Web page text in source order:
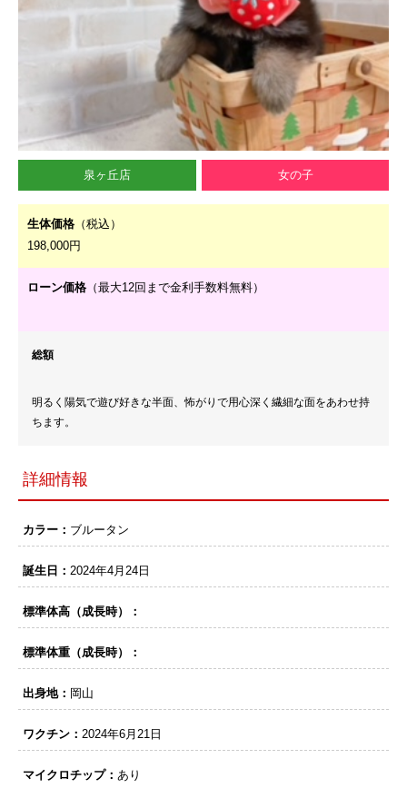
泉ヶ丘店 女の子
生体価格 （税込）
198,000円
ローン価格 （最大12回まで金利手数料無料）
総額
明るく陽気で遊び好きな半面、怖がりで用心深く繊細な面をあわせ持
ちます。
詳細情報
カラー： ブルータン
誕生日： 2024年4月24日
標準体高（成長時）：
標準体重（成長時）：
出身地： 岡山
ワクチン： 2024年6月21日
マイクロチップ： あり